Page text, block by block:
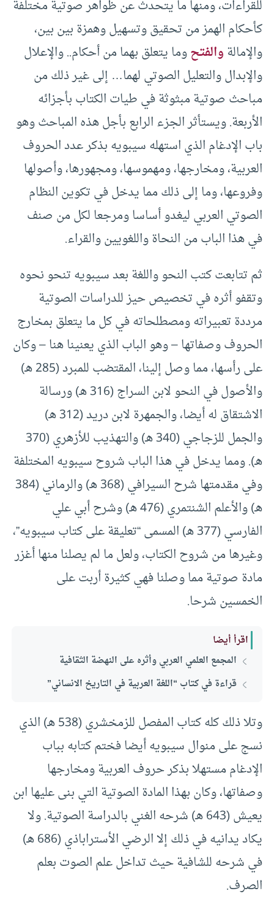
للقراءات، ومنها ما يتحدث عن ظواهر صوتية مختلفة
كأحكام الهمز من تحقيق وتسهيل وهمزة بين بين،
والإمالةوالفتحوما يتعلق بهما من أحكام.. والإعلال
والإبدال والتعليل الصوتي لهما… إلى غير ذلك من
مباحث صوتية مبثوثة في طيات الكتاب بأجزائه
الأربعة. ويستأثر الجزء الرابع بأجل هذه المباحث وهو
باب الإدغام الذي استهله سيبويه بذكر عدد الحروف
العربية، ومخارجها، ومهموسها، ومجهورها، وأصولها
وفروعها، وما إلى ذلك مما يدخل في تكوين النظام
الصوتي العربي ليغدو أساسا ومرجعا لكل من صنف
في هذا الباب من النحاة واللغويين والقراء.
ثم تتابعت كتب النحو واللغة بعد سيبويه تنحو نحوه
وتقفو أثره في تخصيص حيز للدراسات الصوتية
مرددة تعبيراته ومصطلحاته في كل ما يتعلق بمخارج
الحروف وصفاتها – وهو الباب الذي يعنينا هنا – وكان
على رأسها، مما وصل إلينا، المقتضب للمبرد (285 هـ)
والأصول في النحو لابن السراج (316 هـ) ورسالة
الاشتقاق له أيضا، والجمهرة لابن دريد (312 هـ)
والجمل للزجاجي (340 هـ) والتهذيب للأزهري (370
هـ). ومما يدخل في هذا الباب شروح سيبويه المختلفة
وفي مقدمتها شرح السيرافي (368 هـ) والرماني (384
هـ) والأعلم الشنتمري (476 هـ) وشرح أبي علي
الفارسي (377 هـ) المسمى “تعليقة على كتاب سيبويه”،
وغيرها من شروح الكتاب، ولعل ما لم يصلنا منها أغزر
مادة صوتية مما وصلنا فهي كثيرة أربت على
الخمسين شرحا.
اقرأ أيضا
المجمع العلمي العربي وأثره على النهضة الثقافية
قراءة في كتاب “اللغة العربية في التاريخ الانساني”
وتلا ذلك كله كتاب المفصل للزمخشري (538 هـ) الذي
نسج على منوال سيبويه أيضا فختم كتابه بباب
الإدغام مستهلا بذكر حروف العربية ومخارجها
وصفاتها، وكان بهذا المادة الصوتية التي بنى عليها ابن
يعيش (643 هـ) شرحه الغني بالدراسة الصوتية. ولا
يكاد يدانيه في ذلك إلا الرضي الأستراباذي (686 هـ)
في شرحه للشافية حيث تداخل علم الصوت بعلم
الصرف.